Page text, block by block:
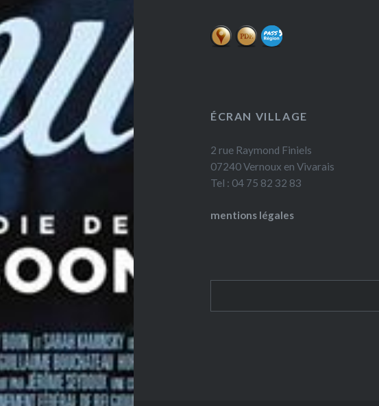
ÉCRAN VILLAGE
2 rue Raymond Finiels
07240 Vernoux en Vivarais
Tel : 04 75 82 32 83
mentions légales